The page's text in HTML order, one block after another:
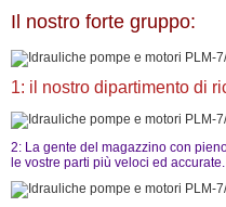
Il nostro forte gruppo:
1: il nostro dipartimento di
2: La gente del magazzino con
le vostre parti più veloci ed accurate.